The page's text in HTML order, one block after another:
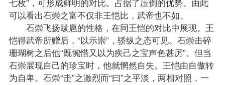
可以看出石崇之富不仅非王恺比，武帝也不如。
石崇飞扬跋扈的性格，在同王恺的对比中展现。王
恺得武帝所赠后，“以示崇”，骄纵之态可见。石崇击碎
珊瑚树之后他“既惋惜又以为疾己之宝声色甚厉”。但当
石崇展现自己的珍宝时，他就惘然自失。王恺由自傲转
为自卑。石崇“击”之激烈而“曰”之平淡，两相对照，一